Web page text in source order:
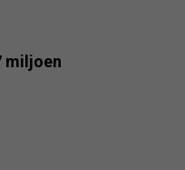
miljoen